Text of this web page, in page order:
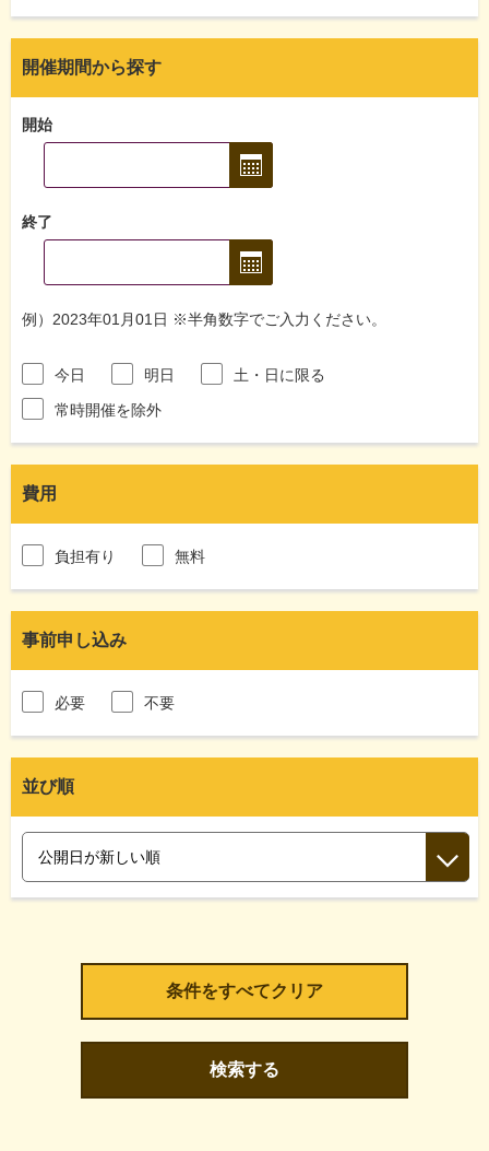
開催期間から探す
開始
終了
例）2023年01月01日 ※半角数字でご入力ください。
今日 明日
土・日に限る
常時開催を除外
費用
負担有り 無料
事前申し込み
必要 不要
並び順
検索する